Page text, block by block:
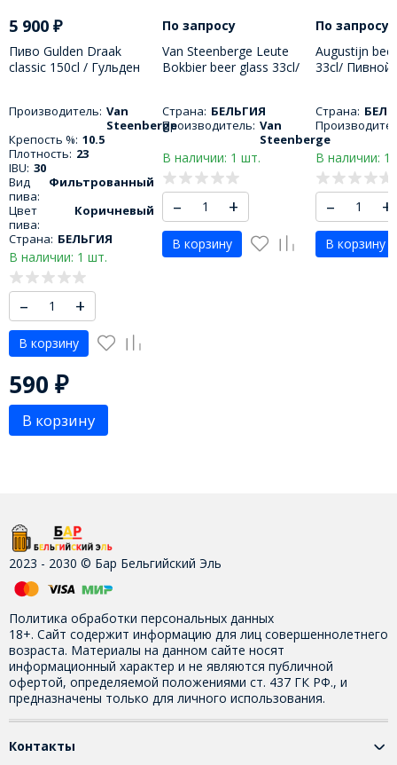
5 900 ₽
Пиво Gulden Draak
classic 150cl / Гульден
Производитель: Van
Steenberge
Крепость %: 10.5
Плотность: 23
IBU: 30
Вид
пива:
Фильтрованный
Цвет
пива:
Коричневый
Страна: БЕЛЬГИЯ
В наличии: 1 шт.
– +
В корзину
По запросу
Van Steenberge Leute
Bokbier beer glass 33cl/
Бокбир 330 МЛ
Страна: БЕЛЬГИЯ
Производитель: Van
Steenberge
В наличии: 1 шт.
– +
В корзину
По запросу
Augustijn
33cl/ Пивной
Страна:
В наличии: 1
– +
В корзину
590 ₽
В корзину
2023 - 2030 © Бар Бельгийский Эль
Политика обработки персональных данных
18+. Сайт содержит информацию для лиц совершеннолетнего
возраста. Материалы на данном сайте носят
информационный характер и не являются публичной
офертой, определяемой положениями ст. 437 ГК РФ., и
предназначены только для личного использования.
Контакты